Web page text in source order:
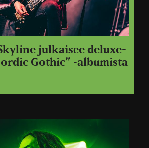
julkaisee deluxe-
Gothic” -albumista